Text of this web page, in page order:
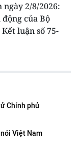
2/8/2026:
của Bộ
luận số 75-
Chính phủ
Việt Nam